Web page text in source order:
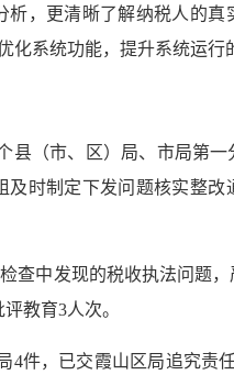
，更清晰了解纳税人的
系统功能，提升系统运行
县（市、区）局、市局第
时制定下发问题核实整
查中发现的税收执法问题
评教育3人次。
4件，已交霞山区局追究责